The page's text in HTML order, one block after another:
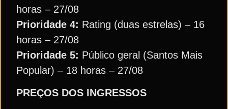
horas – 27/08
Prioridade 4: Rating (duas estrelas) – 16
horas – 27/08
Prioridade 5: Público geral (Santos Mais
Popular) – 18 horas – 27/08
PREÇOS DOS INGRESSOS